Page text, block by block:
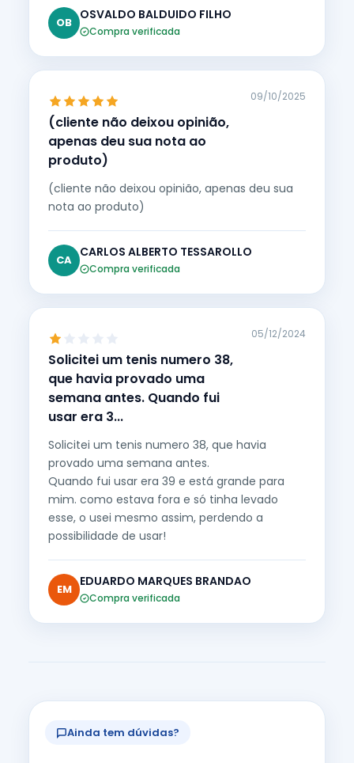
OB
OSVALDO BALDUIDO FILHO
Compra verificada
(cliente não deixou opinião,
apenas deu sua nota ao
produto)
09/10/2025
(cliente não deixou opinião, apenas deu sua
nota ao produto)
CA
CARLOS ALBERTO TESSAROLLO
Compra verificada
Solicitei um tenis numero 38,
que havia provado uma
semana antes. Quando fui
usar era 3...
05/12/2024
Solicitei um tenis numero 38, que havia
provado uma semana antes.
Quando fui usar era 39 e está grande para
mim. como estava fora e só tinha levado
esse, o usei mesmo assim, perdendo a
possibilidade de usar!
EM
EDUARDO MARQUES BRANDAO
Compra verificada
Ainda tem dúvidas?